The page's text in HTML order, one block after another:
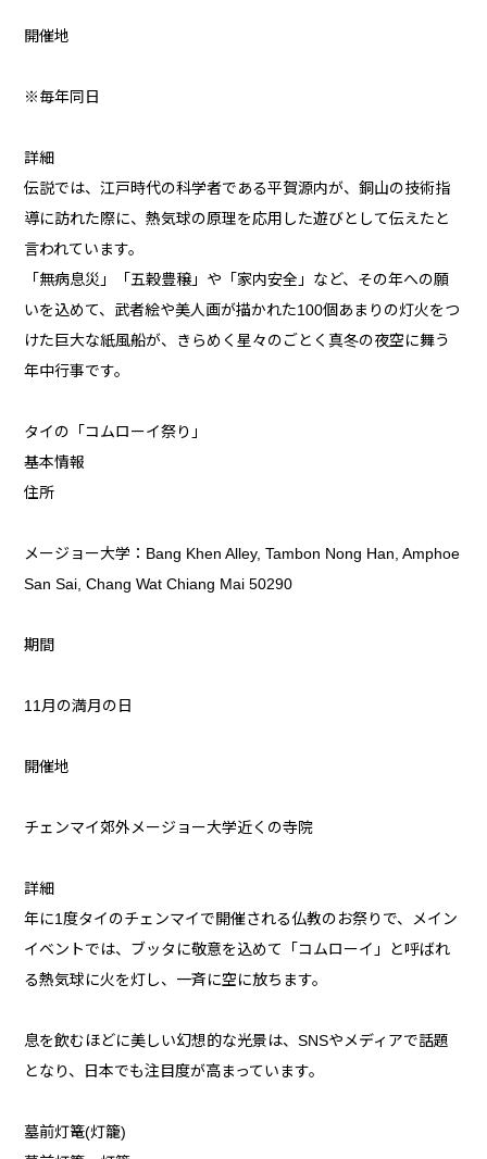
開催地
※毎年同日
詳細
伝説では、江戸時代の科学者である平賀源内が、銅山の技術指
導に訪れた際に、熱気球の原理を応用した遊びとして伝えたと
言われています。
「無病息災」「五穀豊穣」や「家内安全」など、その年への願
いを込めて、武者絵や美人画が描かれた100個あまりの灯火をつ
けた巨大な紙風船が、きらめく星々のごとく真冬の夜空に舞う
年中行事です。
タイの「コムローイ祭り」
基本情報
住所
メージョー大学：Bang Khen Alley, Tambon Nong Han, Amphoe
San Sai, Chang Wat Chiang Mai 50290
期間
11月の満月の日
開催地
チェンマイ郊外メージョー大学近くの寺院
詳細
年に1度タイのチェンマイで開催される仏教のお祭りで、メイン
イベントでは、ブッタに敬意を込めて「コムローイ」と呼ばれ
る熱気球に火を灯し、一斉に空に放ちます。
息を飲むほどに美しい幻想的な光景は、SNSやメディアで話題
となり、日本でも注目度が高まっています。
墓前灯篭(灯籠)